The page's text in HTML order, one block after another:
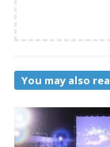
You may also